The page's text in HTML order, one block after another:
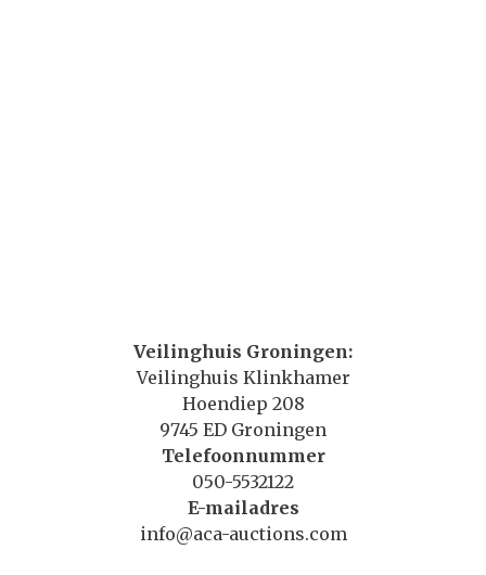
Veilinghuis Groningen:
Veilinghuis Klinkhamer
Hoendiep 208
9745 ED Groningen
Telefoonnummer
050-5532122
E-mailadres
info@aca-auctions.com